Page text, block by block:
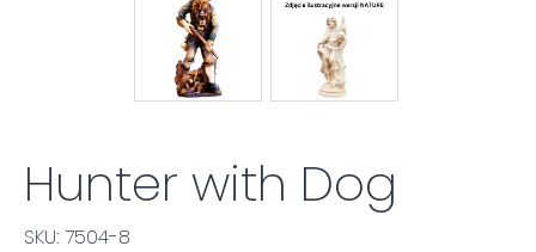
Hunter with Dog
SKU: 7504-8